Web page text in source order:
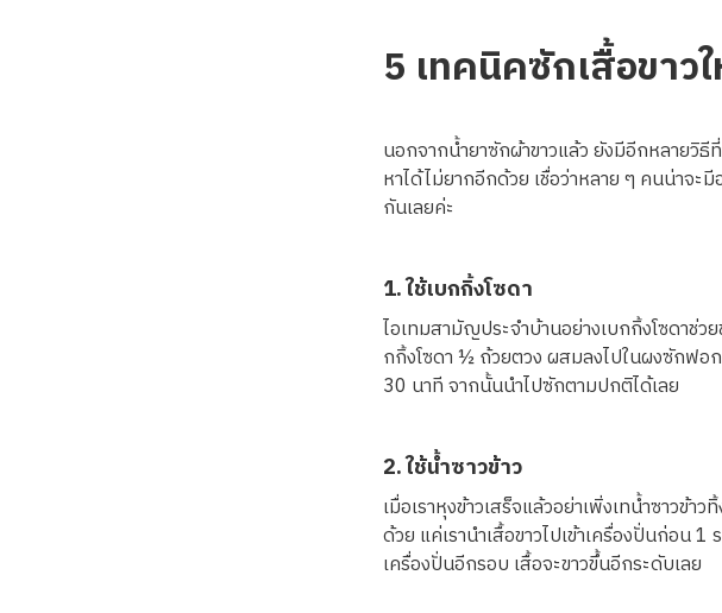
5 เทคนิคซักเสื้อขาว
นอกจากน้ำยาซักผ้าขาวแล้ว ยังมีอีกหลายวิธี
หาได้ไม่ยากอีกด้วย เชื่อว่าหลาย ๆ คนน่าจะ
กันเลยค่ะ
1. ใช้เบกกิ้งโซดา
ไอเทมสามัญประจำบ้านอย่างเบกกิ้งโซดาช่ว
กกิ้งโซดา ½ ถ้วยตวง ผสมลงไปในผงซักฟอก
30 นาที จากนั้นนำไปซักตามปกติได้เลย
2. ใช้น้ำซาวข้าว
เมื่อเราหุงข้าวเสร็จแล้วอย่าเพิ่งเทน้ำซาวข้า
ด้วย แค่เรานำเสื้อขาวไปเข้าเครื่องปั่นก่อน
เครื่องปั่นอีกรอบ เสื้อจะขาวขึ้นอีกระดับเลย